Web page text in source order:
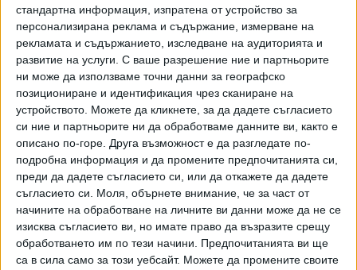
стандартна информация, изпратена от устройство за
персонализирана реклама и съдържание, измерване на
рекламата и съдържанието, изследване на аудиторията и
развитие на услуги. С ваше разрешение ние и партньорите
ни може да използваме точни данни за географско
позициониране и идентификация чрез сканиране на
устройството. Можете да кликнете, за да дадете съгласието
си ние и партньорите ни да обработваме данните ви, както е
описано по-горе. Друга възможност е да разгледате по-
подробна информация и да промените предпочитанията си,
преди да дадете съгласието си, или да откажете да дадете
съгласието си.
Моля, обърнете внимание, че за част от
начините на обработване на личните ви данни може да не се
изисква съгласието ви, но имате право да възразите срещу
обработването им по тези начини. Предпочитанията ви ще
са в сила само за този уебсайт. Можете да промените своите
ПОСЛЕ Разгледай всички
Хавайската Богородица заплака с фентанилови сълзи
Видео Разгледай всички